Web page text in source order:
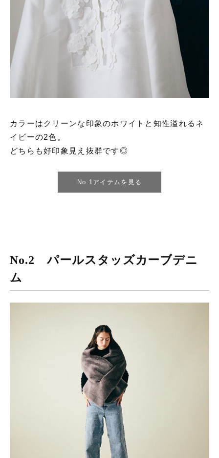
カラーはクリーンな印象のホワイトと知性溢れるネ
イビーの2色。
どちらも好印象見え抜群です◎
No.1アイテムを見る
No.2 パールスタッズカーブデニ
ム